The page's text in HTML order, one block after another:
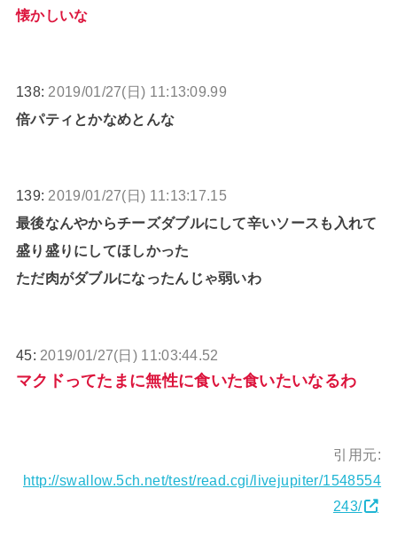
懐かしいな
138: 2019/01/27(日) 11:13:09.99
倍パティとかなめとんな
139: 2019/01/27(日) 11:13:17.15
最後なんやからチーズダブルにして辛いソースも入れて
盛り盛りにしてほしかった
ただ肉がダブルになったんじゃ弱いわ
45: 2019/01/27(日) 11:03:44.52
マクドってたまに無性に食いた食いたいなるわ
引用元:
http://swallow.5ch.net/test/read.cgi/livejupiter/1548554
243/